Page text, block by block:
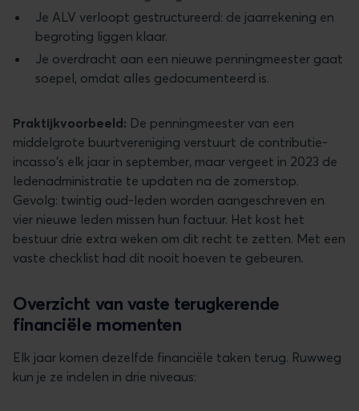
Je ALV verloopt gestructureerd: de jaarrekening en
begroting liggen klaar.
Je overdracht aan een nieuwe penningmeester gaat
soepel, omdat alles gedocumenteerd is.
Praktijkvoorbeeld: De penningmeester van een
middelgrote buurtvereniging verstuurt de contributie-
incasso's elk jaar in september, maar vergeet in 2023 de
ledenadministratie te updaten na de zomerstop.
Gevolg: twintig oud-leden worden aangeschreven en
vier nieuwe leden missen hun factuur. Het kost het
bestuur drie extra weken om dit recht te zetten. Met een
vaste checklist had dit nooit hoeven te gebeuren.
Overzicht van vaste terugkerende
financiële momenten
Elk jaar komen dezelfde financiële taken terug. Ruwweg
kun je ze indelen in drie niveaus: